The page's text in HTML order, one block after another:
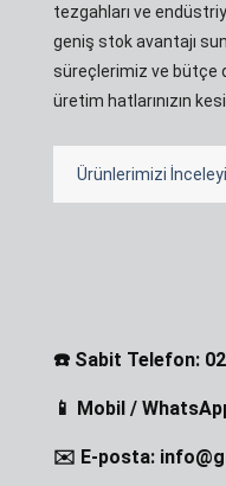
tezgahları ve
geniş stok avantajı
süreçlerimiz ve bütçe
üretim hatlarınızın
Ürünlerimizi
☎️ Sabit Telefon:
📱 Mobil /
✉️ E-posta: